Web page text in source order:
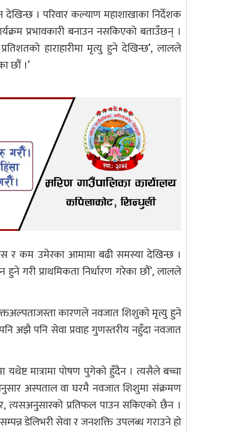
। परिवार कल्याण महाशाखाका निर्देशक
प्रभावकारी बनाउन नसकिएको बताउँछन् ।
हाराहारीमा मृत्यु हुने देखिन्छ’, लालले
छौं ।’
र कम उमेरका आमामा बढी समस्या देखिन्छ ।
गरी प्राथमिकता निर्धारण गरेका छौं’, लालले
कारणले नवजात शिशुको मृत्यु हुने
अझै पनि सेवा प्रवाह गुणस्तरीय नहुँदा नवजात
मात्रामा पोषण पुगेको हुँदैन । त्यसैले बच्चा
अनुसार अस्पताल वा घरमै नवजात शिशुमा संक्रमण
प्रतिफल पाउन सकिएको छैन ।
डेलिभरी सेवा र जनशक्ति उपलब्ध गराउने हो